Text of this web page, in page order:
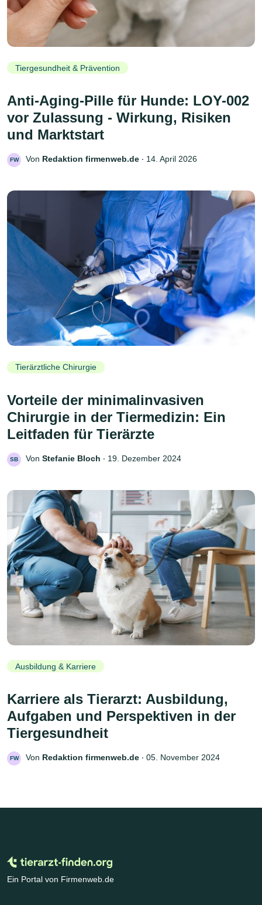
Tiergesundheit & Prävention
Anti-Aging-Pille für Hunde: LOY-002
vor Zulassung - Wirkung, Risiken
und Marktstart
FW Von Redaktion firmenweb.de ‧ 14. April 2026
Tierärztliche Chirurgie
Vorteile der minimalinvasiven
Chirurgie in der Tiermedizin: Ein
Leitfaden für Tierärzte
SB Von Stefanie Bloch ‧ 19. Dezember 2024
Ausbildung & Karriere
Karriere als Tierarzt: Ausbildung,
Aufgaben und Perspektiven in der
Tiergesundheit
FW Von Redaktion firmenweb.de ‧ 05. November 2024
Ein Portal von Firmenweb.de